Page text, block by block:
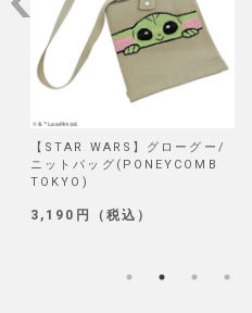
【STAR WARS】グローグー/
ニットバッグ(PONEYCOMB
TOKYO)
3,190円（税込）